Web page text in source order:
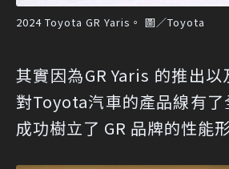
2024 Toyota GR Yaris。 圖／Toyota
其實因為GR Yaris 的推出
對Toyota汽車的產品線有了
成功樹立了 GR 品牌的性能